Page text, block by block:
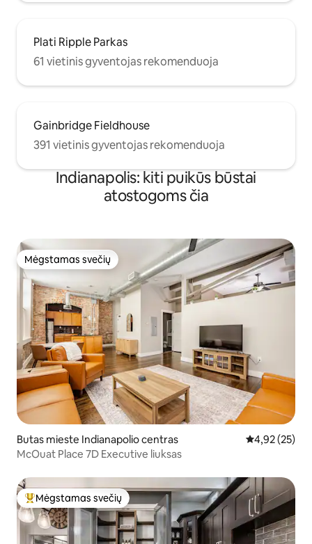
Plati Ripple Parkas
61 vietinis gyventojas rekomenduoja
Gainbridge Fieldhouse
391 vietinis gyventojas rekomenduoja
Indianapolis: kiti puikūs būstai
atostogoms čia
Mėgstamas svečių
Mėgstamas svečių
Butas mieste Indianapolio centras Vidutinis
4,92 (25)
McOuat Place 7D Executive liuksas
Svečių mėgstamiausias
Mėgstamas svečių